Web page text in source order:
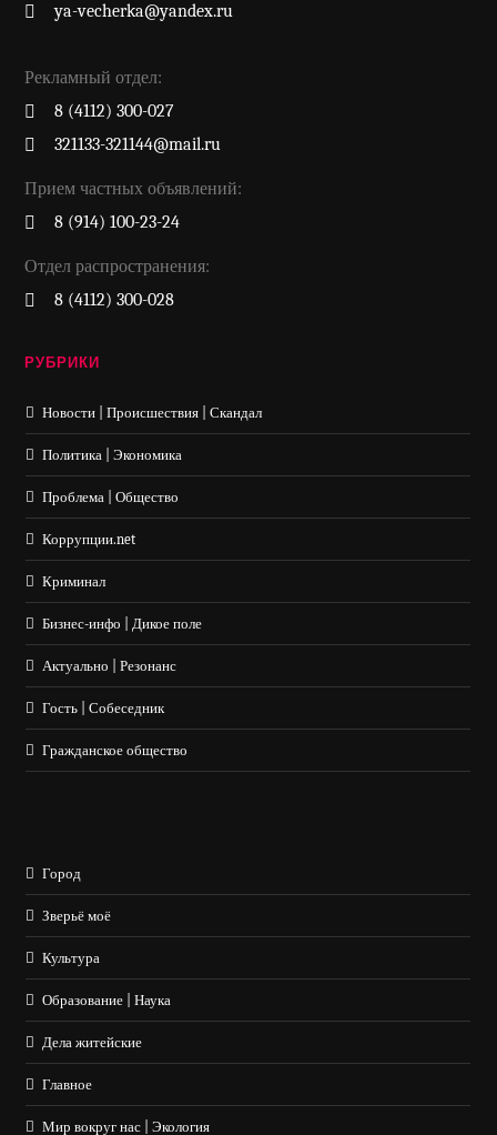
ya-vecherka@yandex.ru
Рекламный отдел:
8 (4112) 300-027
321133-321144@mail.ru
Прием частных объявлений:
8 (914) 100-23-24
Отдел распространения:
8 (4112) 300-028
РУБРИКИ
Новости | Происшествия | Скандал
Политика | Экономика
Проблема | Общество
Коррупции.net
Криминал
Бизнес-инфо | Дикое поле
Актуально | Резонанс
Гость | Собеседник
Гражданское общество
Город
Зверьё моё
Культура
Образование | Наука
Дела житейские
Главное
Мир вокруг нас | Экология